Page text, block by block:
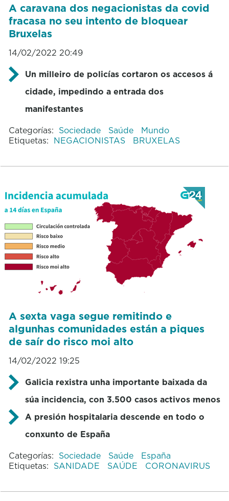
A caravana dos negacionistas da covid
fracasa no seu intento de bloquear
Bruxelas
14/02/2022 20:49
Un milleiro de policías cortaron os accesos á
cidade, impedindo a entrada dos
manifestantes
Categorías: Sociedade Saúde
Mundo
Etiquetas: NEGACIONISTAS BRUXELAS
A sexta vaga segue remitindo e
algunhas comunidades están a piques
de saír do risco moi alto
14/02/2022 19:25
Galicia rexistra unha importante baixada da
súa incidencia, con 3.500 casos activos menos
A presión hospitalaria descende en todo o
conxunto de España
Categorías: Sociedade Saúde
España
Etiquetas: SANIDADE SAÚDE CORONAVIRUS